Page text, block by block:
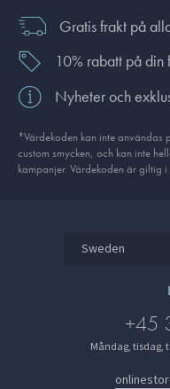
Gratis frakt på
10% rabatt på
Nyheter och
*Värdekoden kan inte användas
custom smycken, och kan inte
kampanjer. Värdekoden är giltig
Sweden
+45
Måndag, tisdag,